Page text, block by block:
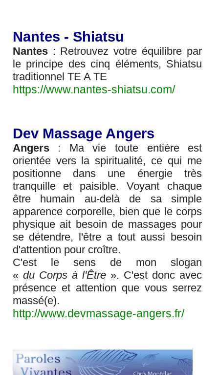
Nantes - Shiatsu
Nantes: Retrouvez votre équilibre par
le principe des cinq éléments, Shiatsu
traditionnel TE A TE
https://www.nantes-shiatsu.com/
Dev Massage Angers
Angers: Ma vie toute entière est
orientée vers la spiritualité, ce qui me
positionne dans une énergie très
tranquille et paisible. Voyant chaque
être humain au-delà de sa simple
apparence corporelle, bien que le corps
physique ait besoin de massages pour
se détendre, l'être a tout aussi besoin
d'attention pour croître.
C'est le sens de mon slogan
« du Corps à l'Être». C'est donc avec
présence et attention que vous serrez
massé(e).
http://www.devmassage-angers.fr/